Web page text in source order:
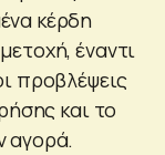
κέρδη
έναντι
προβλέψεις
και το
αγορά.